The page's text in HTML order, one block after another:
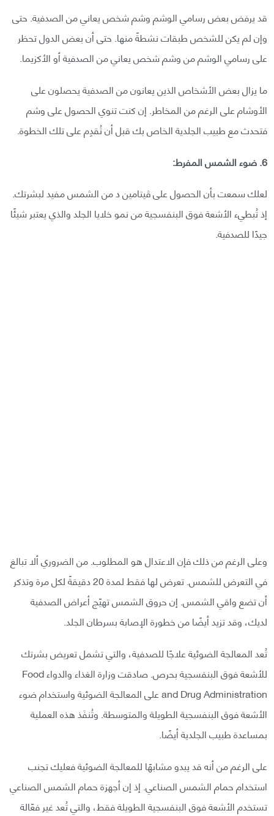
قد يرفض بعض رسامي الوشم وشم شخص يعاني من الصدفية. حتى
وإن لم يكن للشخص طبقات نشطةً منها. حتى أن بعض الدول تحظر
على رسامي الوشم من وشم شخص يعاني من الصدفية أو الأكزيما.
ما يزال بعض الأشخاص الذين يعانون من الصدفية يحصلون على
الأوشام على الرغم من المخاطر. إن كنت تنوي الحصول على وشم
فتحدث مع طبيب الجلدية الخاص بك قبل أن تُقدِم على تلك الخطوة.
6. ضوء الشمس المفرط:
لعلك سمعت بأن الحصول على ڤيتامين د من الشمس مفيد لبشرتك.
إذ تُبطيء الأشعة فوق البنفسجية من نمو خلايا الجلد والذي يعتبر شيئًا
جيدًا للصدفية.
وعلى الرغم من ذلك فإن الاعتدال هو المطلوب. من الضروري ألا تبالغ
في التعرض للشمس. تعرض لها فقط لمدة 20 دقيقةً لكل مرة وتذكر
أن تضع واقي الشمس. إن حروق الشمس تهيّج أعراض الصدفية
لديك، وقد تزيد أيضًا من خطورة الإصابة بسرطان الجلد.
تُعد المعالجة الضوئية علاجًا للصدفية، والتي تشمل تعريض بشرتك
للأشعة فوق البنفسجية بحرص. صادقت وزارة الغذاء والدواء Food
and Drug Administration على المعالجة الضوئية واستخدام ضوء
الأشعة فوق البنفسجية الطويلة والمتوسطة. وتُنفَذ هذه العملية
بمساعدة طبيب الجلدية أيضًا.
على الرغم من أنه قد يبدو مشابهًا للمعالجة الضوئية فعليك تجنب
استخدام حمام الشمس الصناعي. إذ إن أجهزة حمام الشمس الصناعي
تستخدم الأشعة فوق البنفسجية الطويلة فقط، والتي تُعد غير فعّالة